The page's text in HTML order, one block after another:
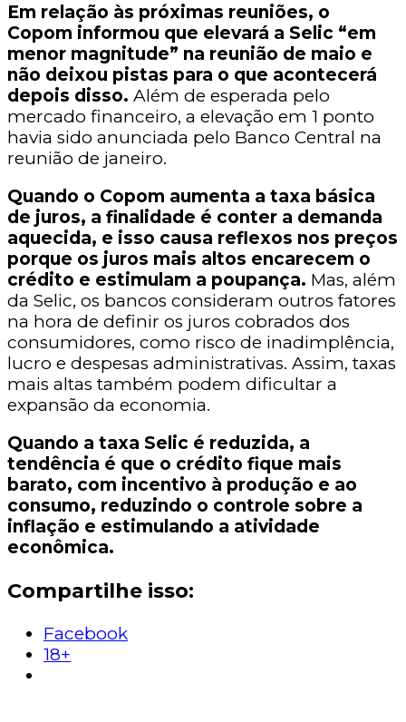
Em relação às próximas reuniões, o
Copom informou que elevará a Selic “em
menor magnitude” na reunião de maio e
não deixou pistas para o que acontecerá
depois disso. Além de esperada pelo
mercado financeiro, a elevação em 1 ponto
havia sido anunciada pelo Banco Central na
reunião de janeiro.
Quando o Copom aumenta a taxa básica
de juros, a finalidade é conter a demanda
aquecida, e isso causa reflexos nos preços
porque os juros mais altos encarecem o
crédito e estimulam a poupança. Mas, além
da Selic, os bancos consideram outros fatores
na hora de definir os juros cobrados dos
consumidores, como risco de inadimplência,
lucro e despesas administrativas. Assim, taxas
mais altas também podem dificultar a
expansão da economia.
Quando a taxa Selic é reduzida, a
tendência é que o crédito fique mais
barato, com incentivo à produção e ao
consumo, reduzindo o controle sobre a
inflação e estimulando a atividade
econômica.
Compartilhe isso:
Facebook
18+